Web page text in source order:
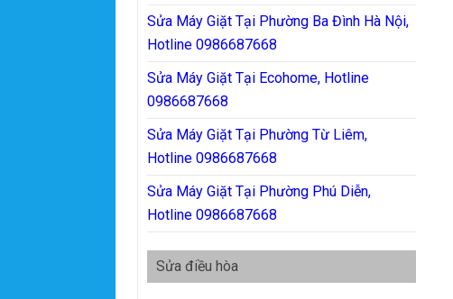
Sửa Máy Giặt Tại Phường Ba Đình Hà Nội,
Hotline 0986687668
Sửa Máy Giặt Tại Ecohome, Hotline
0986687668
Sửa Máy Giặt Tại Phường Từ Liêm,
Hotline 0986687668
Sửa Máy Giặt Tại Phường Phú Diễn,
Hotline 0986687668
Sửa điều hòa